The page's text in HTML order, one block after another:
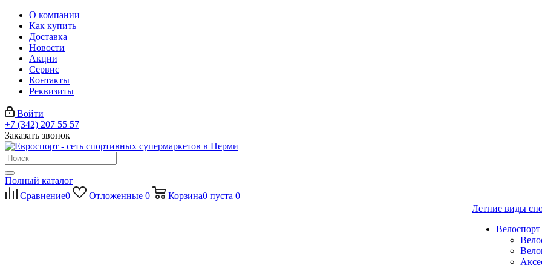
О компании
Как купить
Доставка
Новости
Акции
Сервис
Контакты
Реквизиты
Войти
+7 (342) 207 55 57
Заказать звонок
Полный каталог
Сравнение0 Отложенные 0 Корзина0 пуста 0
Летние виды
Велоспорт